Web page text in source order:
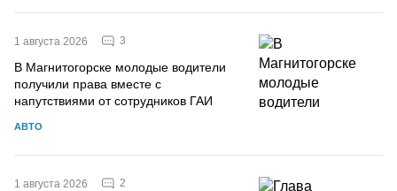
1 августа 2026 3
В Магнитогорске молодые водители
получили права вместе с
напутствиями от сотрудников ГАИ
АВТО
1 августа 2026 2